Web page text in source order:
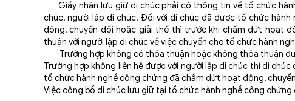
Giấy nhận lưu giữ di chúc phải có thông tin về tổ chức
chúc, người lập di chúc. Đối với di chúc đã được tổ chức
động, chuyển đổi hoặc giải thể thì trước khi chấm dứt hoạt
thuận với người lập di chúc về việc chuyển cho tổ chức hành
Trường hợp không có thỏa thuận hoặc không thỏa thuận
Trường hợp không liên hệ được với người lập di chúc thì di
tổ chức hành nghề công chứng đã chấm dứt hoạt động,
Việc công bố di chúc lưu giữ tại tổ chức hành nghề công